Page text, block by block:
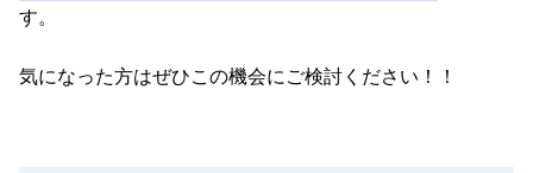
す。
気になった方はぜひこの機会にご検討ください！！